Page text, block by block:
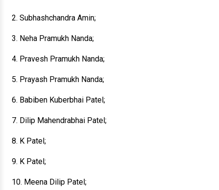
2. Subhashchandra Amin;
3. Neha Pramukh Nanda;
4. Pravesh Pramukh Nanda;
5. Prayash Pramukh Nanda;
6. Babiben Kuberbhai Patel;
7. Dilip Mahendrabhai Patel;
8. K Patel;
9. K Patel;
10. Meena Dilip Patel;